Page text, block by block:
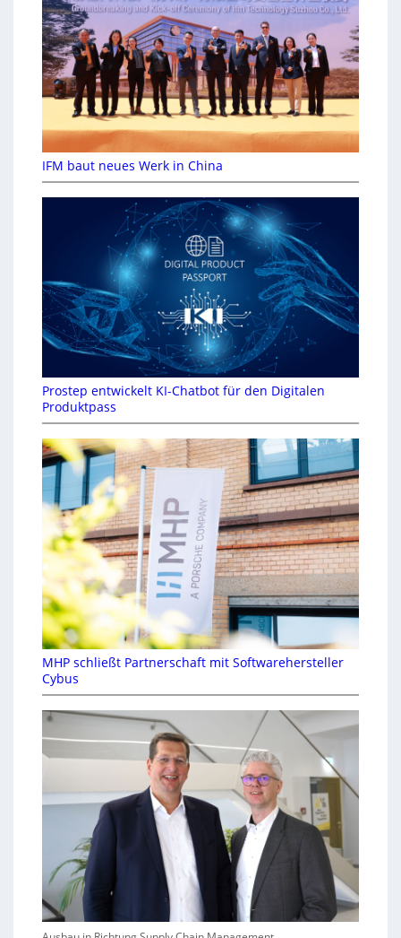
IFM baut neues Werk in China
Prostep entwickelt KI-Chatbot für den Digitalen
Produktpass
MHP schließt Partnerschaft mit Softwarehersteller
Cybus